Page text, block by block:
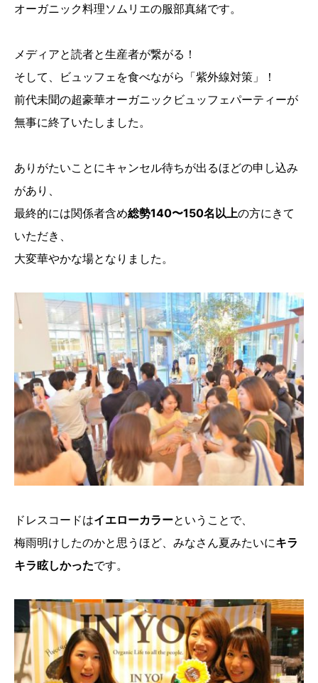
オーガニック料理ソムリエの服部真緒です。
メディアと読者と生産者が繋がる！
そして、ビュッフェを食べながら「紫外線対策」！
前代未聞の超豪華オーガニックビュッフェパーティーが
無事に終了いたしました。
ありがたいことにキャンセル待ちが出るほどの申し込み
があり、
最終的には関係者含め総勢140〜150名以上の方にきて
いただき、
大変華やかな場となりました。
ドレスコードはイエローカラーということで、
梅雨明けしたのかと思うほど、みなさん夏みたいにキラ
キラ眩しかったです。